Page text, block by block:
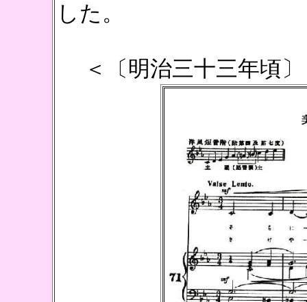
した。
＜〔明治三十三年頃